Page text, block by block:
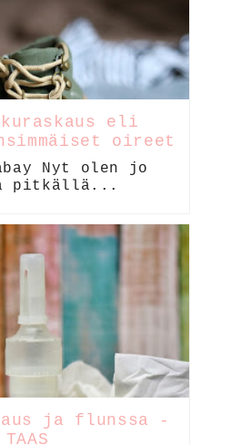
eli
oireet
Nyt olen jo
pitkällä...
ja flunssa -
TAAS